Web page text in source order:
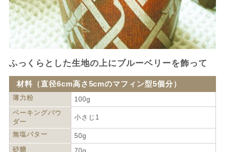
ふっくらとした生地の上にブルーベリーを飾って
材料（直径6cm高さ5cmのマフィン型5個分）
薄力粉
100g
ベーキングパウ
ダー
小さじ1
無塩バター
50g
砂糖